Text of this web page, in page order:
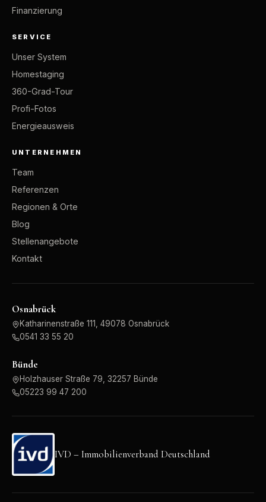
Finanzierung
SERVICE
Unser System
Homestaging
360-Grad-Tour
Profi-Fotos
Energieausweis
UNTERNEHMEN
Team
Referenzen
Regionen & Orte
Blog
Stellenangebote
Kontakt
Osnabrück
Katharinenstraße 111, 49078 Osnabrück
0541 33 55 20
Bünde
Holzhauser Straße 79, 32257 Bünde
05223 99 47 200
IVD – Immobilienverband Deutschland